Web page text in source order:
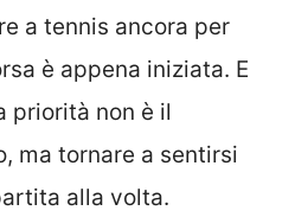
a tennis ancora per
è appena iniziata. E
priorità non è il
ma tornare a sentirsi
alla volta.